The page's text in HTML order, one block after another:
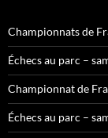
Championnats de
Échecs au parc –
Championnat de
Échecs au parc –